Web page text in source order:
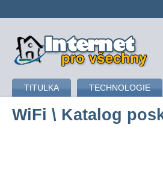
připojení k internetu
TITULKA TECHNOLOGIE
WiFi \ Katalog